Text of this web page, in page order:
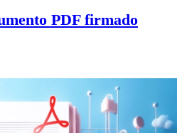
PDF firmado